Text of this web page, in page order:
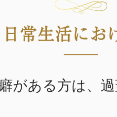
日常生活にお
がある方は、